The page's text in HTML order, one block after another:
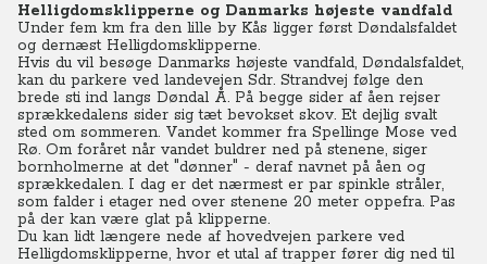
Helligdomsklipperne og Danmarks højeste vandfald
Under fem km fra den lille by Kås ligger først Døndalsfaldet
og dernæst Helligdomsklipperne.
Hvis du vil besøge Danmarks højeste vandfald, Døndalsfaldet,
kan du parkere ved landevejen Sdr. Strandvej følge den
brede sti ind langs Døndal Å. På begge sider af åen rejser
sprækkedalens sider sig tæt bevokset skov. Et dejlig svalt
sted om sommeren. Vandet kommer fra Spellinge Mose ved
Rø. Om foråret når vandet buldrer ned på stenene, siger
bornholmerne at det "dønner" - deraf navnet på åen og
sprækkedalen. I dag er det nærmest er par spinkle stråler,
som falder i etager ned over stenene 20 meter oppefra. Pas
på der kan være glat på klipperne.
Du kan lidt længere nede af hovedvejen parkere ved
Helligdomsklipperne, hvor et utal af trapper fører dig ned til